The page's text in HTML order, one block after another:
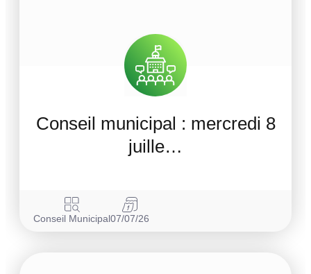
Conseil municipal : mercredi 8
juille…
Conseil Municipal07/07/26